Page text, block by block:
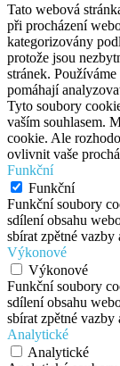
Tato webová
při procházení
kategorizovány
protože jsou
stránek.
pomáhají
Tyto soubory
vaším souhlasem.
cookie. Ale
ovlivnit vaše
Funkční
Funkční
Funkční soubory
sdílení obsahu
sbírat zpětné vazby
Výkonové
Výkonové
Funkční soubory
sdílení obsahu
sbírat zpětné vazby
Analytické
Analytické